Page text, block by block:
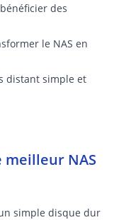
des
le NAS en
distant simple et
meilleur NAS
simple disque dur